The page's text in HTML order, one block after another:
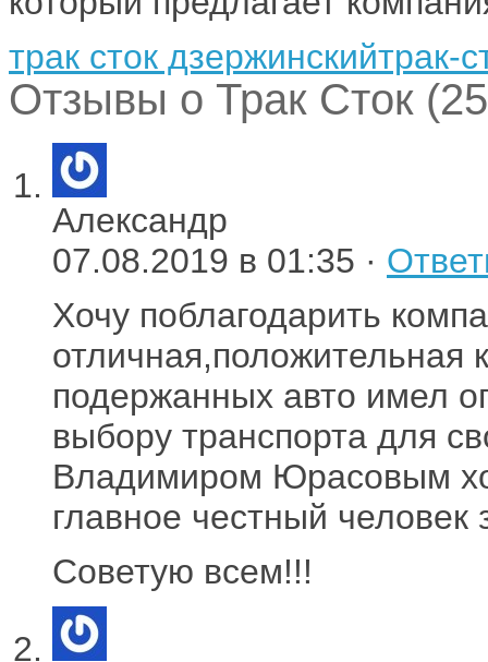
трак сток дзержинскийтрак-
Отзывы о Трак Сток
Александр
07.08.2019 в 01:35 ·
Хочу поблагодарить
отличная,положительная
подержанных авто имел
выбору транспорта для
Владимиром Юрасовым
главное честный
Советую всем!!!